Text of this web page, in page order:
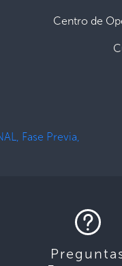
Centro de
Fase Previa,